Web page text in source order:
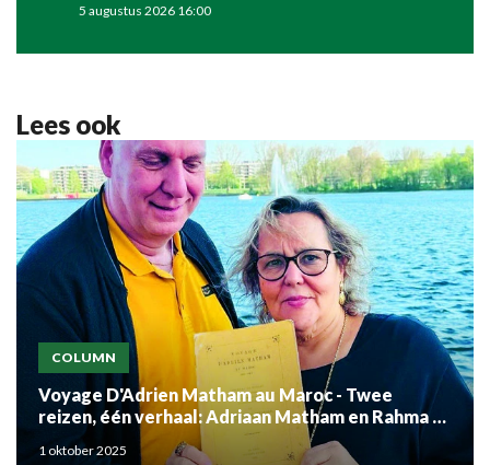
5 augustus 2026 16:00
Lees ook
COLUMN
Voyage D'Adrien Matham au Maroc - Twee
reizen, één verhaal: Adriaan Matham en Rahma el
Mouden
1 oktober 2025